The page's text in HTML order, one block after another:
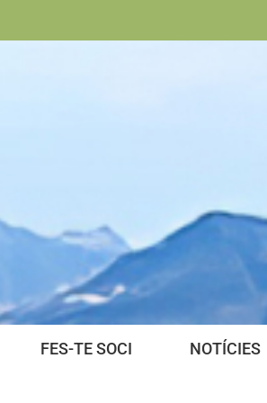
FES-TE SOCI NOTÍCIES